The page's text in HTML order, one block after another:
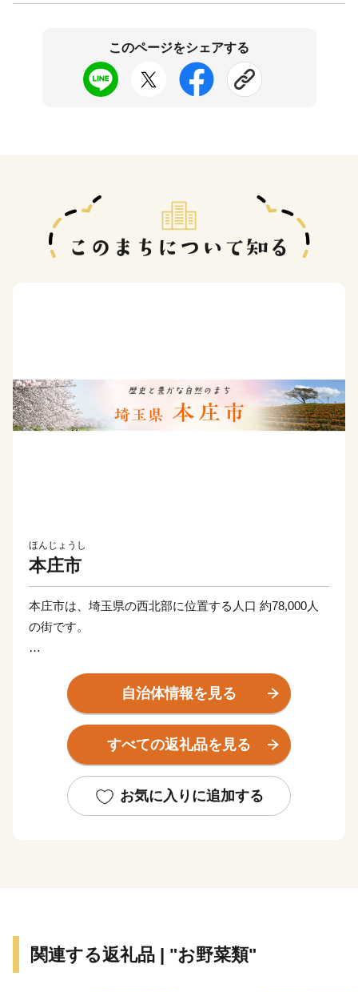
このページをシェアする
ほんじょうし
本庄市
本庄市は、埼玉県の西北部に位置する人口 約78,000人
の街です。
ら交通の要衝として栄えました。現在でも上越新幹線の
本庄早稲田駅、JR高崎線やJR八高線、関越自動車道の
本庄児玉ICなどを有しています。都心にも上越・北陸方
面にも手軽に行ける豊富な交通網により、多くの企業が
明治時代には、近代化と共に全国有数の繭の集散地とし
一次産業が盛んな本庄。この肥沃な大地から生産される
自治体情報を見る
すべての返礼品を見る
お気に入りに追加する
関連する返礼品 | "お野菜類"